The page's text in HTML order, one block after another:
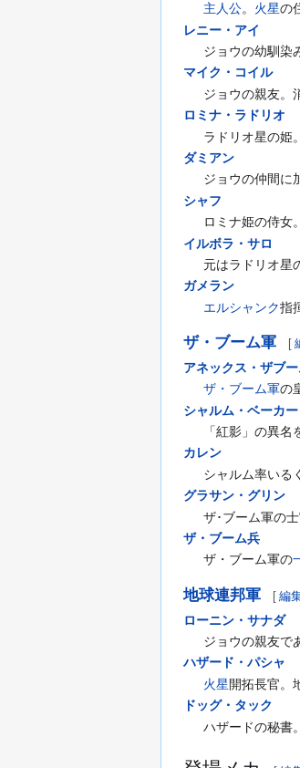
主人公。 火星の
レニー・アイ
ジョウの幼馴染
マイク・コイル
ジョウの親友。
ロミナ・ラドリオ
ラドリオ星の姫
ダミアン
ジョウの仲間に
シャフ
ロミナ姫の侍女。
イルボラ・サロ
元はラドリオ星
ガメラン
エルシャンク指
ザ・ブーム軍 [
アネックス・ザブー
ザ・ブーム軍の
シャルム・ベーカー
「紅影」の異名
カレン
シャルム率いる
グラサン・グリン
ザ･ブーム軍の士
ザ・ブーム兵
ザ・ブーム軍の
地球連邦軍 [ 編
ローニン・サナダ
ジョウの親友で
ハザード・パシャ
火星開拓長官。
ドッグ・タック
ハザードの秘書